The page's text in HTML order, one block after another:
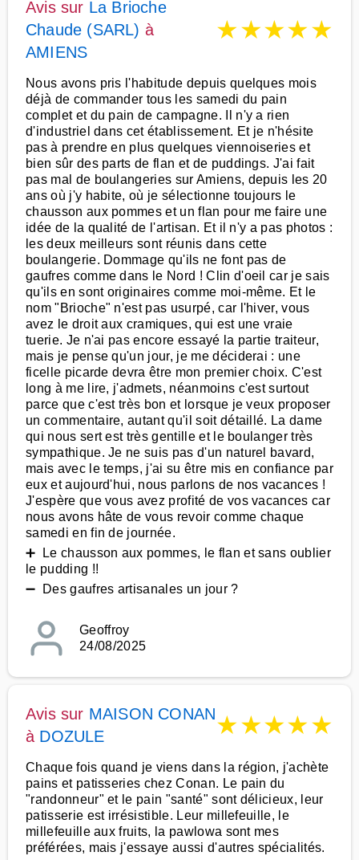
Avis sur La Brioche
Chaude (SARL) à
AMIENS
★★★★★
Nous avons pris l'habitude depuis quelques mois
déjà de commander tous les samedi du pain
complet et du pain de campagne. Il n'y a rien
d'industriel dans cet établissement. Et je n'hésite
pas à prendre en plus quelques viennoiseries et
bien sûr des parts de flan et de puddings. J'ai fait
pas mal de boulangeries sur Amiens, depuis les 20
ans où j'y habite, où je sélectionne toujours le
chausson aux pommes et un flan pour me faire une
idée de la qualité de l'artisan. Et il n'y a pas photos :
les deux meilleurs sont réunis dans cette
boulangerie. Dommage qu'ils ne font pas de
gaufres comme dans le Nord ! Clin d'oeil car je sais
qu'ils en sont originaires comme moi-même. Et le
nom "Brioche" n'est pas usurpé, car l'hiver, vous
avez le droit aux cramiques, qui est une vraie
tuerie. Je n'ai pas encore essayé la partie traiteur,
mais je pense qu'un jour, je me déciderai : une
ficelle picarde devra être mon premier choix. C'est
long à me lire, j'admets, néanmoins c'est surtout
parce que c'est très bon et lorsque je veux proposer
un commentaire, autant qu'il soit détaillé. La dame
qui nous sert est très gentille et le boulanger très
sympathique. Je ne suis pas d'un naturel bavard,
mais avec le temps, j'ai su être mis en confiance par
eux et aujourd'hui, nous parlons de nos vacances !
J'espère que vous avez profité de vos vacances car
nous avons hâte de vous revoir comme chaque
samedi en fin de journée.
➕ Le chausson aux pommes, le flan et sans oublier
le pudding !!
➖ Des gaufres artisanales un jour ?
Geoffroy
24/08/2025
Avis sur MAISON CONAN
à DOZULE ★★★★★
Chaque fois quand je viens dans la région, j'achète
pains et patisseries chez Conan. Le pain du
"randonneur" et le pain "santé" sont délicieux, leur
patisserie est irrésistible. Leur millefeuille, le
millefeuille aux fruits, la pawlowa sont mes
préférées, mais j'essaye aussi d'autres spécialités.